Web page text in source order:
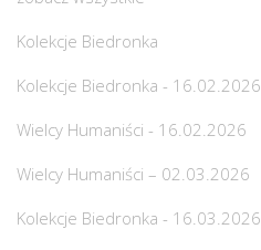
Kolekcje Biedronka
Kolekcje Biedronka - 16.02.2026
Wielcy Humaniści - 16.02.2026
Wielcy Humaniści – 02.03.2026
Kolekcje Biedronka - 16.03.2026